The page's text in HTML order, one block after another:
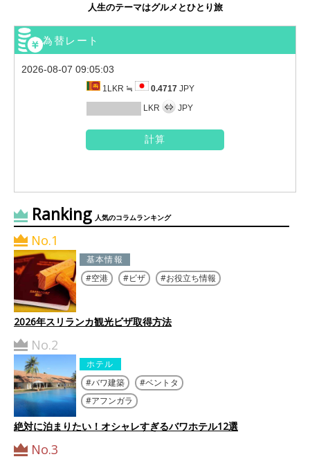
人生のテーマはグルメとひとり旅
為替レート
2026-08-07 09:05:03
1LKR ≒ 0.4717 JPY
LKR JPY
Ranking 人気のコラムランキング
No.1
基本情報
空港
ビザ お役立ち情報
2026年スリランカ観光ビザ取得方法
No.2
ホテル
バワ建築
ベントタ
アフンガラ
絶対に泊まりたい！オシャレすぎるバワホテル12選
No.3